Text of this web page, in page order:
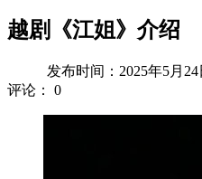
越剧《江姐》介绍
发布时间：2025年5月24
评论：
0